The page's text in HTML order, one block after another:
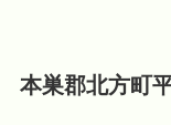
本巣郡北方町